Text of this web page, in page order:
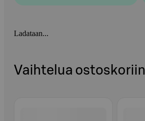
Ladataan...
Vaihtelua ostoskoriin